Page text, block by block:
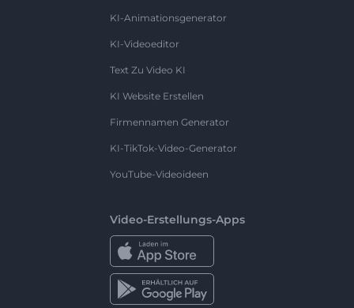
KI-Animationsgenerator
KI-Videoeditor
Text Zu Video KI
KI Website Erstellen
Firmennamen Generator
KI-TikTok-Video-Generator
YouTube-Videoideen
Video-Erstellungs-Apps